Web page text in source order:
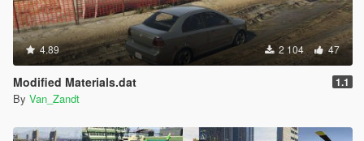
4.89 2 104 47
Modified Materials.dat 1.1
By Van_Zandt